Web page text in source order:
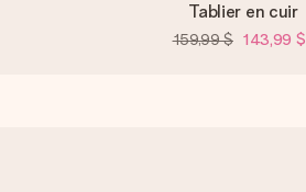
Tablier en cuir
159,99 $ 143,99 $